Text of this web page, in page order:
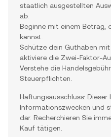
staatlich ausgestellten
ab.
Beginne mit einem Betrag,
kannst.
Schütze dein Guthaben
aktiviere die Zwei-Faktor-
Verstehe die
Steuerpflichten.
Haftungsausschluss:
Informationszwecken und
dar. Recherchieren Sie
Kauf tätigen.